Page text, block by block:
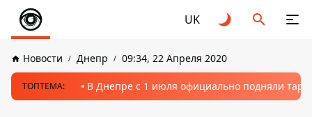
UK
Новости Днепр 09:34, 22 Апреля 2020
ТОПТЕМА: В Днепре с 1 июля официально подняли